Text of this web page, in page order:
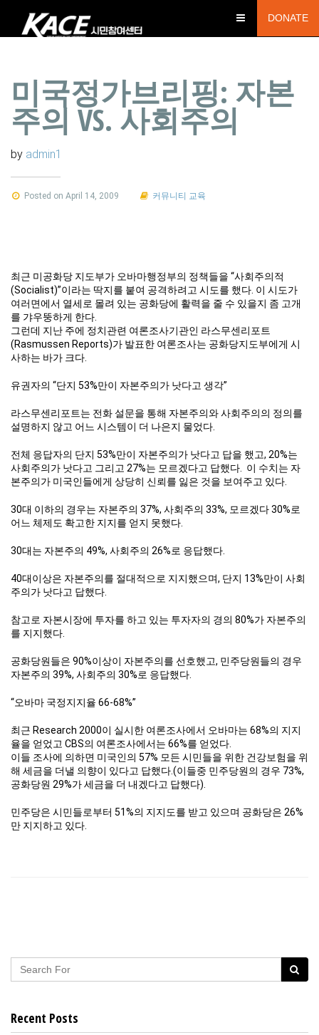
DONATE
미국정가브리핑: 자본
주의 VS. 사회주의
by admin1
Posted on April 14, 2009 커뮤니티 교육
최근 미공화당 지도부가 오바마행정부의 정책들을 “사회주의적
(Socialist)”이라는 딱지를 붙여 공격하려고 시도를 했다. 이 시도가
여러면에서 열세로 몰려 있는 공화당에 활력을 줄 수 있을지 좀 고개
를 갸우뚱하게 한다.
그런데 지난 주에 정치관련 여론조사기관인 라스무센리포트
(Rasmussen Reports)가 발표한 여론조사는 공화당지도부에게 시
사하는 바가 크다.
유권자의 “단지 53%만이 자본주의가 낫다고 생각”
라스무센리포트는 전화 설문을 통해 자본주의와 사회주의의 정의를
설명하지 않고 어느 시스템이 더 나은지 물었다.
전체 응답자의 단지 53%만이 자본주의가 낫다고 답을 했고, 20%는
사회주의가 낫다고 그리고 27%는 모르겠다고 답했다. 이 수치는 자
본주의가 미국인들에게 상당히 신뢰를 잃은 것을 보여주고 있다.
30대 이하의 경우는 자본주의 37%, 사회주의 33%, 모르겠다 30%로
어느 체제도 확고한 지지를 얻지 못했다.
30대는 자본주의 49%, 사회주의 26%로 응답했다.
40대이상은 자본주의를 절대적으로 지지했으며, 단지 13%만이 사회
주의가 낫다고 답했다.
참고로 자본시장에 투자를 하고 있는 투자자의 경의 80%가 자본주의
를 지지했다.
공화당원들은 90%이상이 자본주의를 선호했고, 민주당원들의 경우
자본주의 39%, 사회주의 30%로 응답했다.
“오바마 국정지지율 66-68%”
최근 Research 2000이 실시한 여론조사에서 오바마는 68%의 지지
율을 얻었고 CBS의 여론조사에서는 66%를 얻었다.
이들 조사에 의하면 미국인의 57% 모든 시민들을 위한 건강보험을 위
해 세금을 더낼 의향이 있다고 답했다.(이들중 민주당원의 경우 73%,
공화당원 29%가 세금을 더 내겠다고 답했다).
민주당은 시민들로부터 51%의 지지도를 받고 있으며 공화당은 26%
만 지지하고 있다.
Recent Posts